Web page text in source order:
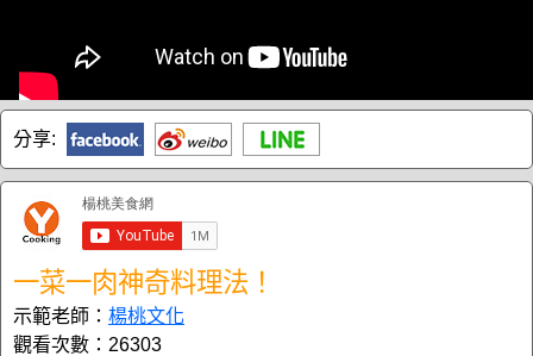
分享:
一菜一肉神奇料理法！
示範老師： 楊桃文化
觀看次數：26303